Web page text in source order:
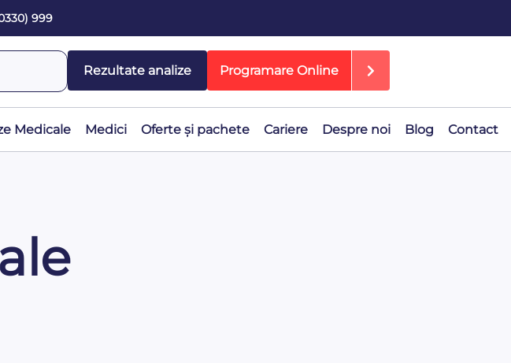
999
Rezultate analize Programare Online
Medicale Medici Oferte și pachete Cariere Despre noi Blog Contact